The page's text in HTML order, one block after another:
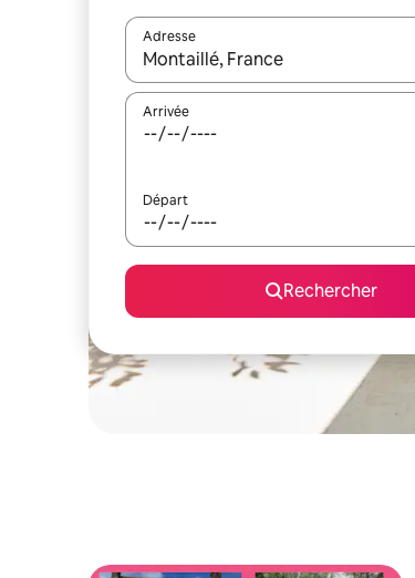
Adresse
Lorsque les résultats s'affichent,
Arrivée
Départ
Rechercher